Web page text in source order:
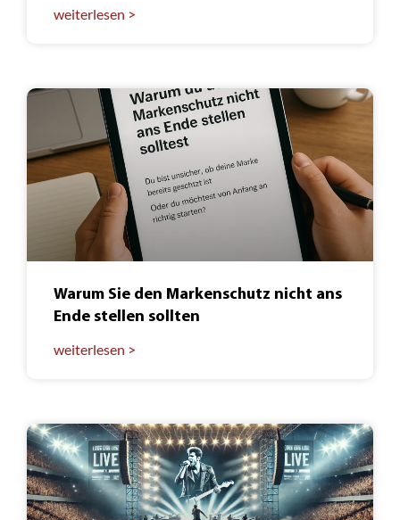
weiterlesen >
Warum Sie den Markenschutz nicht ans
Ende stellen sollten
weiterlesen >